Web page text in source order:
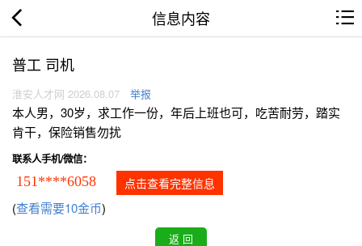
信息内容
普工 司机
淮安人才网 2026.08.07 举报
本人男，30岁，求工作一份，年后上班也可，吃苦耐劳，踏实
肯干，保险销售勿扰
联系人手机/微信：
151****6058 点击查看完整信息
(查看需要10金币)